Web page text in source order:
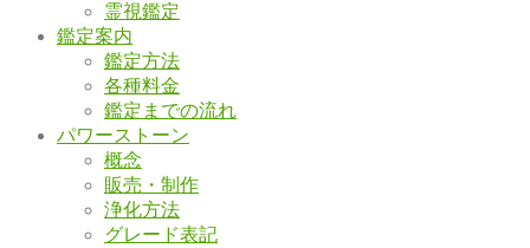
霊視鑑定
鑑定案内
鑑定方法
各種料金
鑑定までの流れ
パワーストーン
概念
販売・制作
浄化方法
グレード表記